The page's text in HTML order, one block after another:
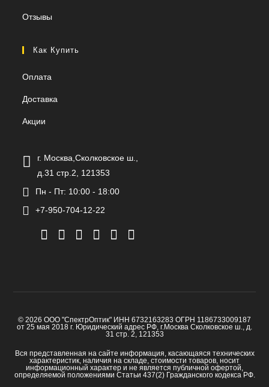
Отзывы
Как Купить
Оплата
Доставка
Акции
г. Москва,Сколковское ш.,
д.31 стр.2, 121353
Пн - Пт: 10:00 - 18:00
+7-950-704-12-22
© 2026 ООО "СпектрОптик" ИНН 6732163283 ОГРН 1186733009187
от 25 мая 2018 г. Юридический адрес РФ, г.Москва Сколковское ш., д.
31 стр. 2, 121353
Вся представленная на сайте информация, касающаяся технических
характеристик, наличия на складе, стоимости товаров, носит
информационный характер и не является публичной офертой,
определяемой положениями Статьи 437(2) Гражданского кодекса РФ.